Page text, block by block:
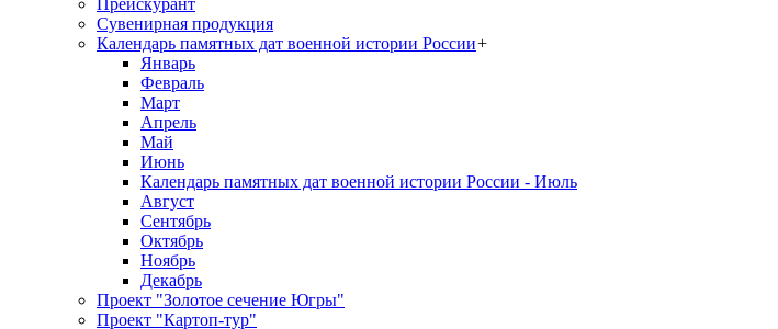
Прейскурант
Сувенирная продукция
Календарь памятных дат военной истории России+
Январь
Февраль
Март
Апрель
Май
Июнь
Календарь памятных дат военной истории России - Июль
Август
Сентябрь
Октябрь
Ноябрь
Декабрь
Проект "Золотое сечение Югры"
Проект "Картоп-тур"